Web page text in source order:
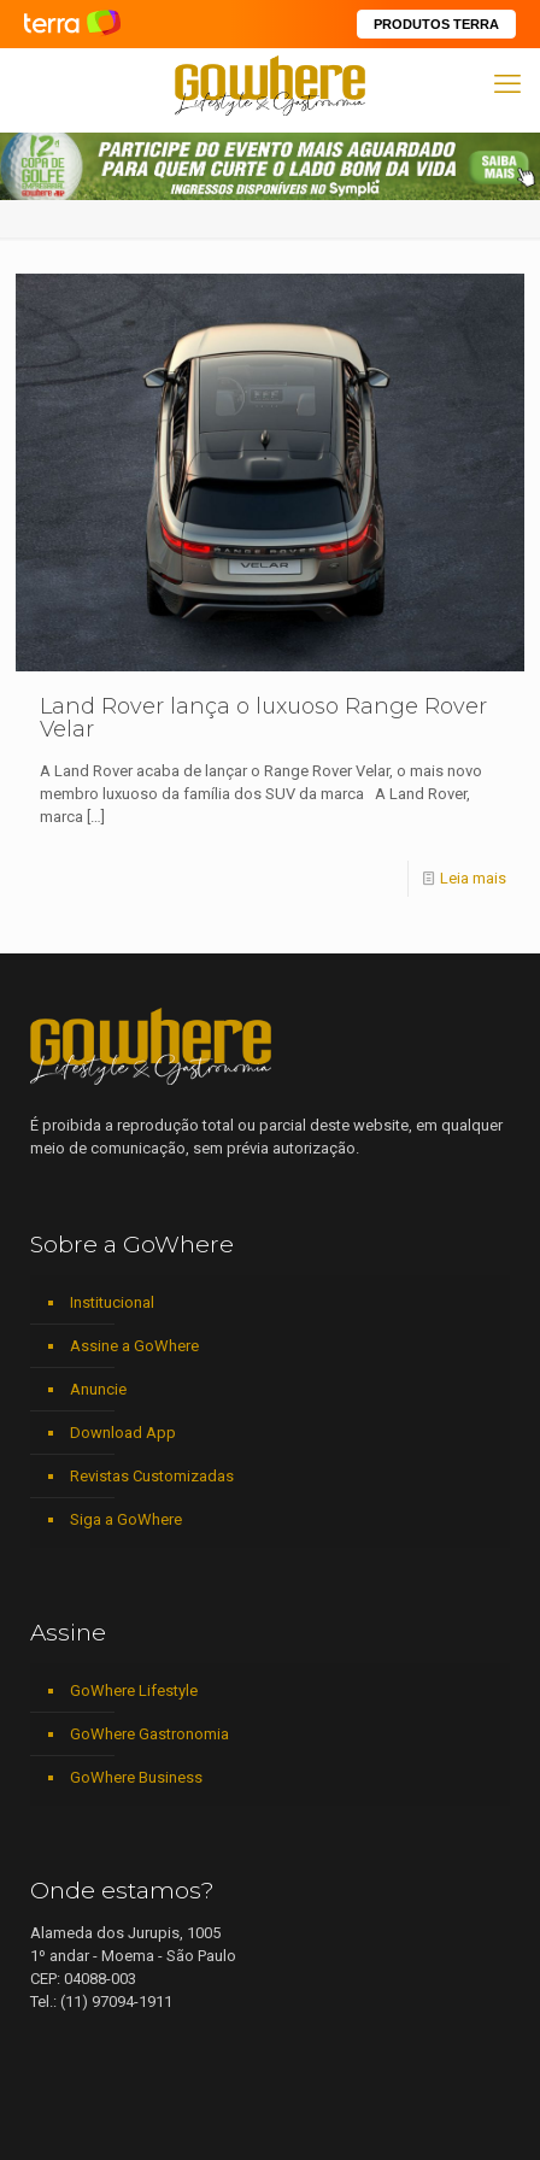
PRODUTOS TERRA
Land Rover lança o luxuoso Range Rover
Velar
A Land Rover acaba de lançar o Range Rover Velar, o mais novo
membro luxuoso da família dos SUV da marca A Land Rover,
marca
Leia mais
É proibida a reprodução total ou parcial deste website, em qualquer
meio de comunicação, sem prévia autorização.
Sobre a GoWhere
Institucional
Assine a GoWhere
Anuncie
Download App
Revistas Customizadas
Siga a GoWhere
Assine
GoWhere Lifestyle
GoWhere Gastronomia
GoWhere Business
Onde estamos?
Alameda dos Jurupis, 1005
1º andar - Moema - São Paulo
CEP: 04088-003
Tel.: (11) 97094-1911